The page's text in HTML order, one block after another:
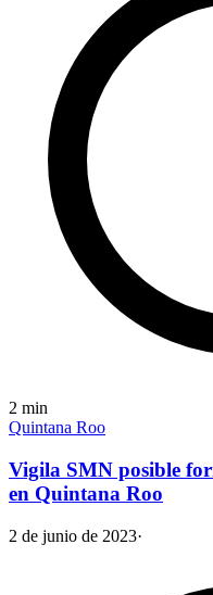
2 min
Quintana Roo
Vigila SMN posible
en Quintana Roo
2 de junio de 2023·